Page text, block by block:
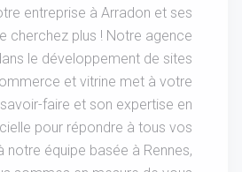
entreprise à Arradon et ses
cherchez plus ! Notre agence
le développement de sites
et vitrine met à votre
faire et son expertise en
pour répondre à tous vos
notre équipe basée à Rennes,